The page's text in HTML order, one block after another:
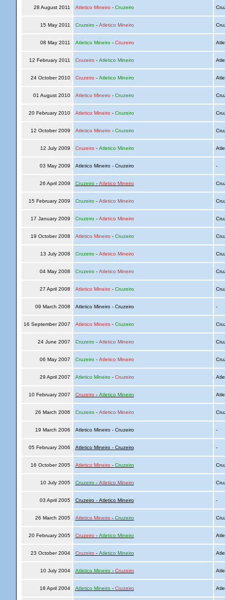
28 August 2011 Atletico Mineiro - Cruzeiro
15 May 2011 Cruzeiro- Atletico Mineiro
08 May 2011 Atletico Mineiro- Cruzeiro
12 February 2011 Cruzeiro - Atletico Mineiro
24 October 2010 Cruzeiro - Atletico Mineiro
01 August 2010 Atletico Mineiro - Cruzeiro
20 February 2010 Atletico Mineiro - Cruzeiro
12 October 2009 Atletico Mineiro - Cruzeiro
12 July 2009 Cruzeiro - Atletico Mineiro
03 May 2009 Atletico Mineiro - Cruzeiro -
26 April 2009 Cruzeiro- Atletico Mineiro
15 February 2009 Cruzeiro- Atletico Mineiro
17 January 2009 Cruzeiro- Atletico Mineiro
19 October 2008 Atletico Mineiro - Cruzeiro
13 July 2008 Cruzeiro- Atletico Mineiro
04 May 2008 Cruzeiro- Atletico Mineiro
27 April 2008 Atletico Mineiro - Cruzeiro
09 March 2008 Atletico Mineiro - Cruzeiro -
16 September 2007 Atletico Mineiro - Cruzeiro
24 June 2007 Cruzeiro- Atletico Mineiro
06 May 2007 Cruzeiro- Atletico Mineiro
29 April 2007 Atletico Mineiro- Cruzeiro
10 February 2007 Cruzeiro - Atletico Mineiro
26 March 2006 Cruzeiro- Atletico Mineiro
19 March 2006 Atletico Mineiro - Cruzeiro -
05 February 2006 Atletico Mineiro - Cruzeiro -
16 October 2005 Atletico Mineiro - Cruzeiro
10 July 2005 Cruzeiro- Atletico Mineiro
03 April 2005 Cruzeiro - Atletico Mineiro -
26 March 2005 Atletico Mineiro - Cruzeiro
20 February 2005 Cruzeiro - Atletico Mineiro
23 October 2004 Cruzeiro - Atletico Mineiro
10 July 2004 Atletico Mineiro- Cruzeiro
18 April 2004 Atletico Mineiro- Cruzeiro